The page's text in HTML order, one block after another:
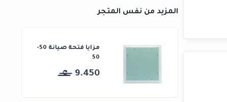
المزيد من نفس المتجر
مزايا فتحة صيانة 50-
50
9.450